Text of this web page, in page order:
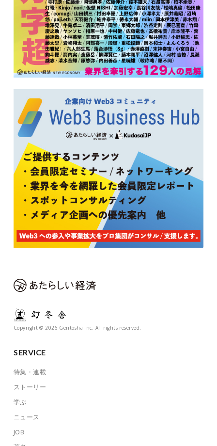
Copyright © 2026 Gentosha Inc. All rights reserved.
SERVICE
特集・連載
ストーリー
学ぶ
ニュース
JOB